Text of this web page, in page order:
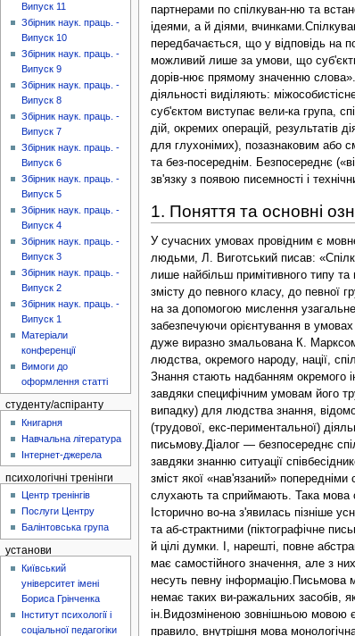
партнерами по спілкуван-ню та
ідеями, а й діями,
передбачається, що у відповідь на
можливий лише за умови, що
дорів-нює прямому значенню
діяльності виділяють:
суб'єктом виступає вели-ка група,
дій, окремих операцій,
для глухонімих), позазнаковим або
та без-посереднім. Безпосереднє
зв'язку з появою писемності і
1. Поняття та основні
У сучасних умовах провідним є мовне спілкування або вер-бальна комунікація, що реалізується за допомогою мовлення. Відомий спеціаліст, що вивчав особливості спілкування між людьми, Л. Виготський писав: «Спілкування, не опосередковане мовою чи якоюсь іншою системою знаків або засобів, як воно спостерігається серед тварин, робить можливим спілкування лише найбільш примітивного типу та в найбільш обмежених розмірах... Щоб передати якесь переживання чи зміст свідомості іншій людині, немає іншого шляху, окрім віднесення цього змісту до певного класу, до певної групи явищ, а це потребує узагальнення. Таким чином, вищі, властиві людині форми пси-хологічного спілкування можливі лише завдяки тому, що люди-на за допомогою мислення узагальнено відображає дійсність».Мова та мовлення людини виконують кілька функцій. По-перше, вони є знаряддям мислення та інтелектуальної ді-яльності, забезпечуючи орієнтування в умовах завдання, ви-роблення та виконання плану дій, порівняння одержаного ре-зультату з наміченою метою. Специфіка інтелектуальної діяль-ності людини дуже виразно змальована К. Марксом в його відомих словах про вищість найгіршого архітектора над най-кращою бджолою.Друга функція — оволодіння суспільно-історичним досві-дом людства, окремого народу, нації, спільності. Щоб здійснювати інтелектуальну діяльність, людина повинна володіти певною сукупністю знань, що вже накопичені попередніми поколіннями. Знання стають надбанням окремого індивіда за допомогою мови. У ній також відображаються та закріплю-ються поняття і реалії, здобуті історичним досвідом даного народу, які існують завдяки специфічним умовам його трудо-вого, суспільного, культурного життя.І, нарешті, мова — знаряддя пізнання. Ми можемо здобу-вати нові (не для окремої людини, як у першому випадку) для людства знання, відомості про оточуючу нас дійсність, у ціло-му ряді випадків лише за допомогою теоретичних викладок, не звертаючись безпосередньо до практичної (трудової, екс-периментальної)
Випуск 11
Збірник наук. праць. -
Випуск 10
Збірник наук. праць. -
Випуск 9
Збірник наук. праць. -
Випуск 8
Збірник наук. праць. -
Випуск 7
Збірник наук. праць. -
Випуск 6
Збірник наук. праць. -
Випуск 5
Збірник наук. праць. -
Випуск 4
Збірник наук. праць. -
Випуск 3
Збірник наук. праць. -
Випуск 2
Збірник наук. праць. -
Випуск 1
Матеріали
конференції
Вимоги до
оформлення статті
студенту/аспіранту
Книгарня
Навчальна література
Інтернет-джерела
психологічні тренінги
Центр тренінгів
Послуги Центру
Балінтовська група
установи
Київський
університет імені
Бориса Грінченка
Інститут психології і
соціальної педагогіки